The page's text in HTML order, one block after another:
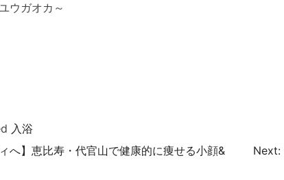
ウガオカ～
入浴
へ】恵比寿・代官山で健康的に痩せる小顔&
Next: